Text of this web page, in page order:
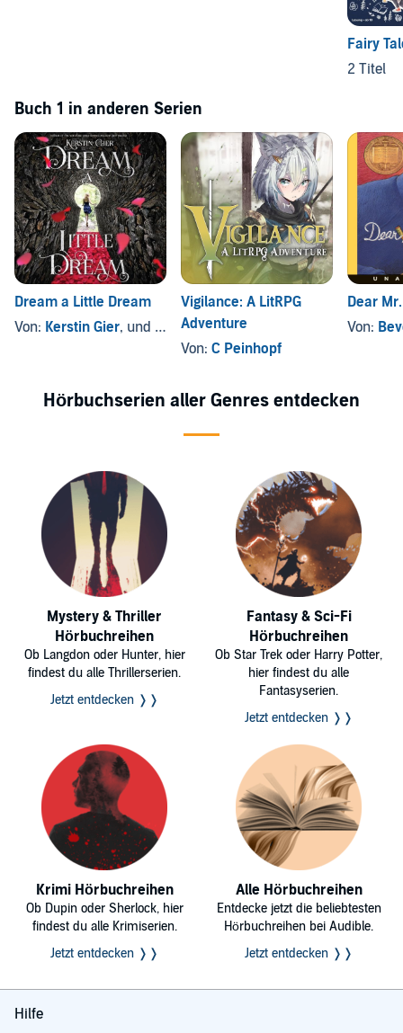
Fairy
2 Titel
Buch 1 in anderen Serien
Dream a Little Dream
Von: Kerstin Gier, und andere
Vigilance: A LitRPG
Adventure
Von: C Peinhopf
Dear
Von:
Hörbuchserien aller Genres entdecken
Mystery & Thriller
Hörbuchreihen
Ob Langdon oder Hunter, hier
findest du alle Thrillerserien.
Jetzt entdecken ❭❭
Fantasy & Sci-Fi
Hörbuchreihen
Ob Star Trek oder Harry Potter,
hier findest du alle
Fantasyserien.
Jetzt entdecken ❭❭
Krimi Hörbuchreihen
Ob Dupin oder Sherlock, hier
findest du alle Krimiserien.
Jetzt entdecken ❭❭
Alle Hörbuchreihen
Entdecke jetzt die beliebtesten
Hörbuchreihen bei Audible.
Jetzt entdecken ❭❭
Hilfe